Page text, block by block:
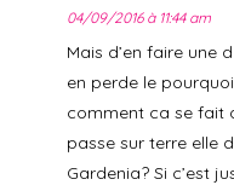
04/09/2016 à 11:44 am
Mais d’en faire une
en perde le
comment ca se fait
passe sur terre elle
Gardenia? Si c’est